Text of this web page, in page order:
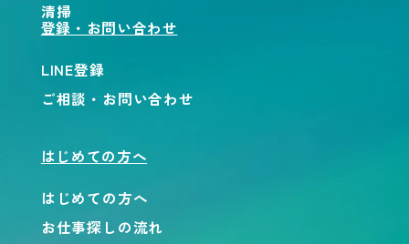
清掃
登録・お問い合わせ
LINE登録
ご相談・お問い合わせ
はじめての方へ
はじめての方へ
お仕事探しの流れ